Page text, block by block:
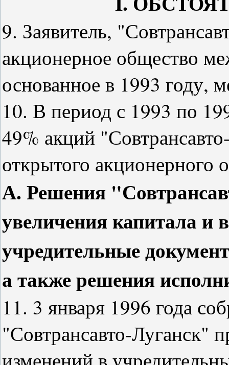
9. Заявитель,
акционерное общество
основанное в 1993 году,
10. В период с 1993 по
49% акций
открытого акционерного
А. Решения
увеличения капитала и
учредительные
а также решения
11. 3 января 1996 года
"Совтрансавто-Луганск"